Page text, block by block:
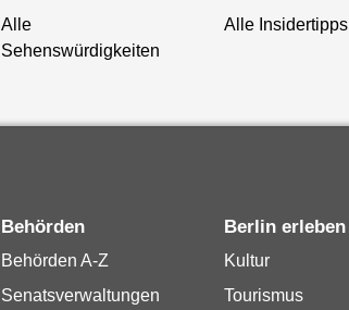
Alle
Sehenswürdigkeiten
Alle Insidertipps
Behörden
Behörden A-Z
Senatsverwaltungen
Berlin erleben
Kultur
Tourismus